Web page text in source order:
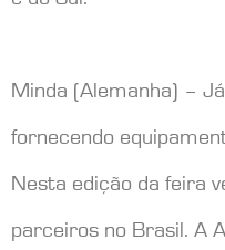
Minda (Alemanha) –
fornecendo
Nesta edição da feira
parceiros no Brasil. A